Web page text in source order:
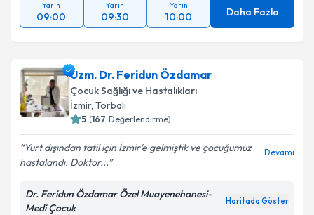
Yarın
09:00
Yarın
09:30
Yarın
10:00 Daha Fazla
Uzm. Dr. Feridun Özdamar
Çocuk Sağlığı ve Hastalıkları
İzmir, Torbalı
5 (167 Değerlendirme)
Yurt dışından tatil için İzmir’e gelmiştik ve çocuğumuz
hastalandı. Doktor...
Devamı
Dr. Feridun Özdamar Özel Muayenehanesi-
Medi Çocuk
Haritada Göster